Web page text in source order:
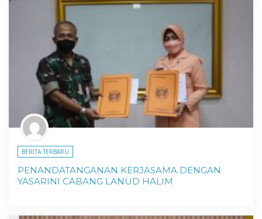
BERITA TERBARU
PENANDATANGANAN KERJASAMA DENGAN
YASARINI CABANG LANUD HALIM